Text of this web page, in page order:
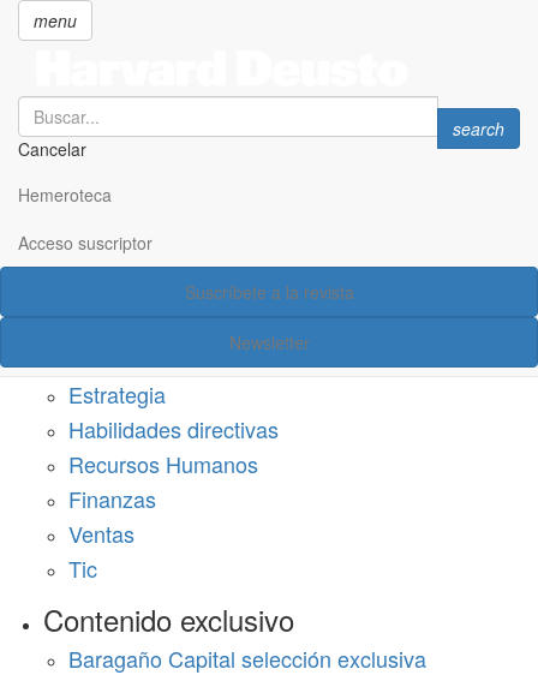
principal
menu
Search
Cancelar
Search
search
Hemeroteca
Acceso suscriptor
Suscríbete a la revista
Newsletter
Acceso suscriptor
Estrategia
Habilidades directivas
Recursos Humanos
Finanzas
Ventas
Tic
Contenido exclusivo
Baragaño Capital selección exclusiva